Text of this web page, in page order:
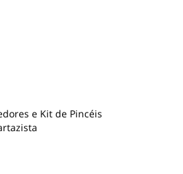
e Kit de Pincéis